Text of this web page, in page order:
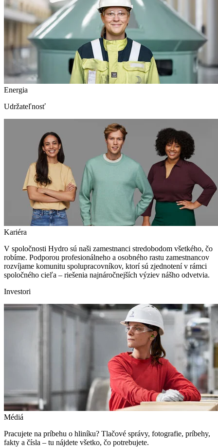
Energia
Udržateľnosť
Kariéra
V spoločnosti Hydro sú naši zamestnanci stredobodom všetkého, čo
robíme. Podporou profesionálneho a osobného rastu zamestnancov
rozvíjame komunitu spolupracovníkov, ktorí sú zjednotení v rámci
spoločného cieľa – riešenia najnáročnejších výziev nášho odvetvia.
Investori
Médiá
Pracujete na príbehu o hliníku? Tlačové správy, fotografie, príbehy,
fakty a čísla – tu nájdete všetko, čo potrebujete.